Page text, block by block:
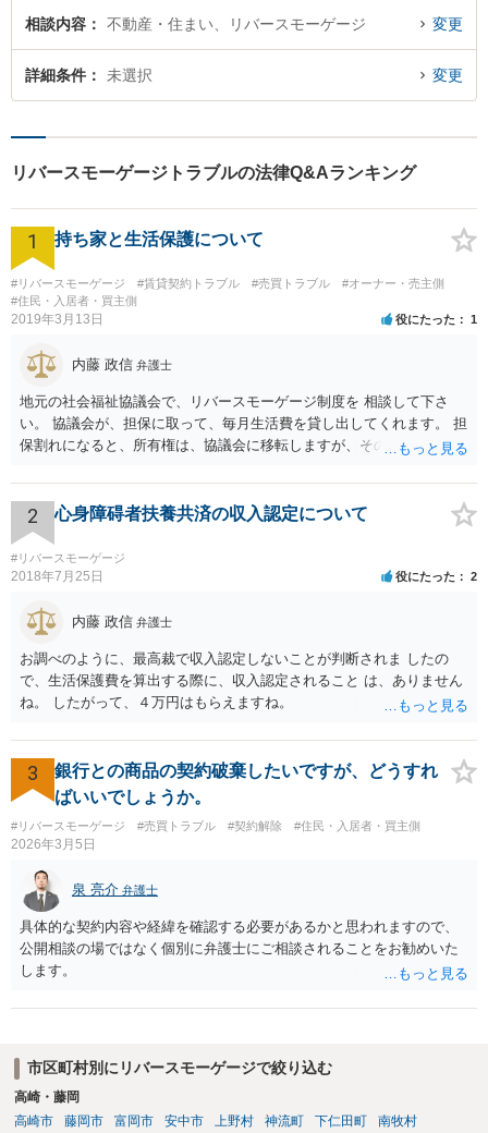
相談内容 不動産・住まい、リバースモーゲージ 変更
詳細条件 未選択 変更
リバースモーゲージトラブルの法律Q&Aランキング
1 持ち家と生活保護について
#リバースモーゲージ #賃貸契約トラブル #売買トラブル
#オーナー・売主側
#住民・入居者・買主側
2019年3月13日 役にたった 1
内藤 政信 弁護士
地元の社会福祉協議会で、リバースモーゲージ制度を 相談して下さ
い。 協議会が、担保に取って、毎月生活費を貸し出してくれます。 担
保割れになると、所有権は、協議会に移転しますが、その とき、生活
って居住できますね。
2 心身障碍者扶養共済の収入認定について
#リバースモーゲージ
2018年7月25日 役にたった 2
内藤 政信 弁護士
お調べのように、最高裁で収入認定しないことが判断されま したの
で、生活保護費を算出する際に、収入認定されること は、ありません
ね。 したがって、４万円はもらえますね。
3
銀行との商品の契約破棄したいですが、どうすれ
ばいいでしょうか。
#リバースモーゲージ #売買トラブル #契約解除 #住民・入居者・買主側
2026年3月5日
泉 亮介 弁護士
具体的な契約内容や経緯を確認する必要があるかと思われますので、
公開相談の場ではなく個別に弁護士にご相談されることをお勧めいた
します。
市区町村別にリバースモーゲージで絞り込む
高崎・藤岡
高崎市
藤岡市 富岡市 安中市 上野村 神流町 下仁田町
南牧村